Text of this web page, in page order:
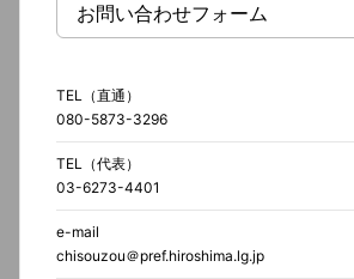
お問い合わせフォーム
TEL（直通）
080-5873-3296
TEL（代表）
03-6273-4401
e-mail
chisouzou＠pref.hiroshima.lg.jp